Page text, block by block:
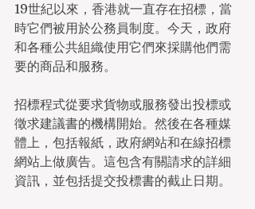
19世紀以來，香港就一直存在招標，當
時它們被用於公務員制度。今天，政府
和各種公共組織使用它們來採購他們需
要的商品和服務。
招標程式從要求貨物或服務發出投標或
徵求建議書的機構開始。然後在各種媒
體上，包括報紙，政府網站和在線招標
網站上做廣告。這包含有關請求的詳細
資訊，並包括提交投標書的截止日期。